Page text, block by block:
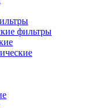
фильтры